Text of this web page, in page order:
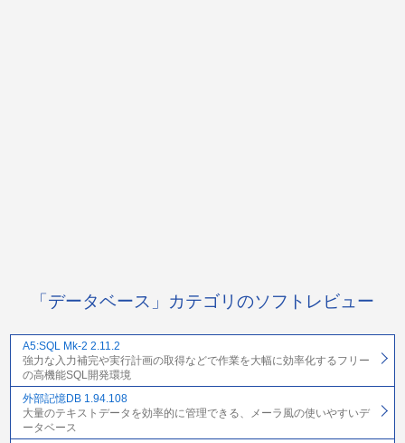
「データベース」カテゴリのソフトレビュー
A5:SQL Mk-2 2.11.2
強力な入力補完や実行計画の取得などで作業を大幅に効率化するフリー
の高機能SQL開発環境
外部記憶DB 1.94.108
大量のテキストデータを効率的に管理できる、メーラ風の使いやすいデ
ータベース